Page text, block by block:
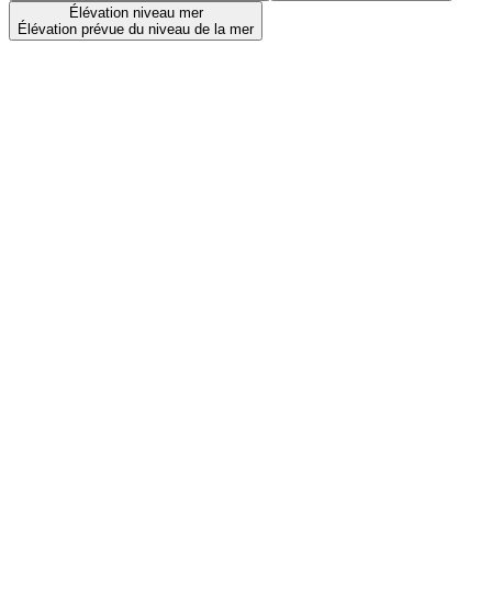
Élévation niveau mer
Élévation prévue du niveau de la mer